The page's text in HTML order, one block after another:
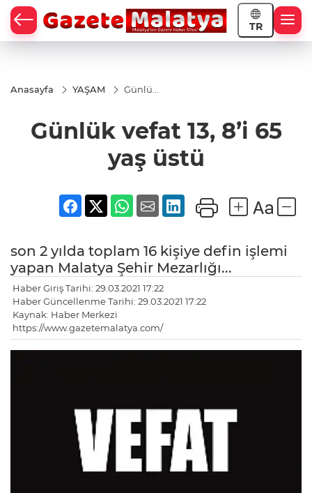
TR
Anasayfa YAŞAM
Günlük
üstü
Günlük vefat 13, 8’i 65
yaş üstü
son 2 yılda toplam 16 kişiye defin işlemi
yapan Malatya Şehir Mezarlığı...
Haber Giriş Tarihi: 29.03.2021 17:22
Haber Güncellenme Tarihi: 29.03.2021 17:22
Kaynak: Haber Merkezi
https://www.gazetemalatya.com/